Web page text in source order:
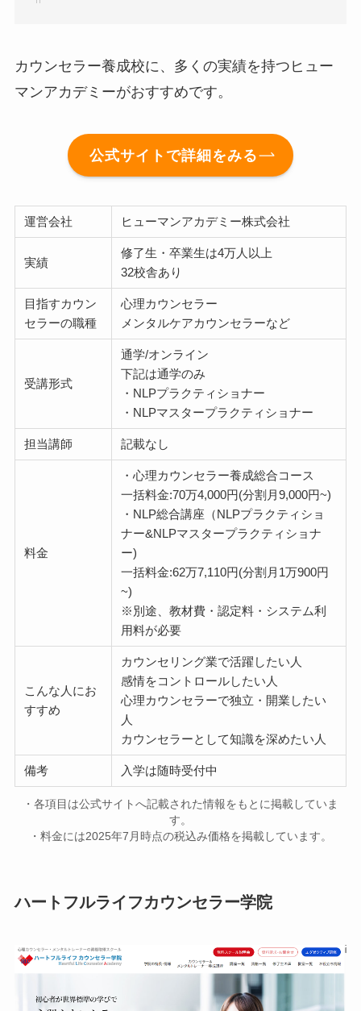
カウンセラー養成校に、多くの実績を持つヒュー
マンアカデミーがおすすめです。
公式サイトで詳細をみる
運営会社 ヒューマンアカデミー株式会社
実績
修了生・卒業生は4万人以上
32校舎あり
目指すカウン
セラーの職種
心理カウンセラー
メンタルケアカウンセラーなど
受講形式
通学/オンライン
下記は通学のみ
・NLPプラクティショナー
・NLPマスタープラクティショナー
担当講師 記載なし
料金
・心理カウンセラー養成総合コース
一括料金:70万4,000円(分割月9,000円~)
・NLP総合講座（NLPプラクティショ
ナー&NLPマスタープラクティショナ
ー)
一括料金:62万7,110円(分割月1万900円
~)
※別途、教材費・認定料・システム利
用料が必要
こんな人にお
すすめ
カウンセリング業で活躍したい人
感情をコントロールしたい人
心理カウンセラーで独立・開業したい
人
カウンセラーとして知識を深めたい人
備考 入学は随時受付中
・各項目は公式サイトへ記載された情報をもとに掲載していま
す。
・料金には2025年7月時点の税込み価格を掲載しています。
ハートフルライフカウンセラー学院